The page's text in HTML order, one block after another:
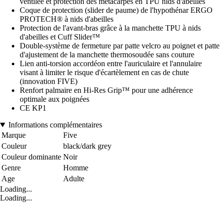
Coque de protection (slider de paume) de l'hypothénar ERGO
PROTECH® à nids d'abeilles
Protection de l'avant-bras grâce à la manchette TPU à nids
d'abeilles et Cuff Slider™
Double-système de fermeture par patte velcro au poignet et patte
d'ajustement de la manchette thermosoudée sans couture
Lien anti-torsion accordéon entre l'auriculaire et l'annulaire
visant à limiter le risque d'écartèlement en cas de chute
(innovation FIVE)
Renfort palmaire en Hi-Res Grip™ pour une adhérence
optimale aux poignées
CE KP1
Informations complémentaires
Marque
Five
Couleur
black/dark grey
Couleur dominante Noir
Genre
Homme
Age
Adulte
Loading...
Loading...